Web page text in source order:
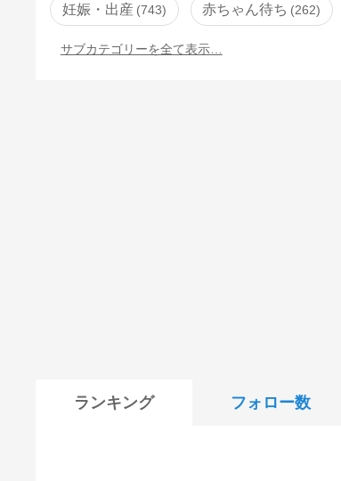
妊娠・出産 743 赤ちゃん待ち 262
サブカテゴリーを全て表示…
ランキング フォロー数